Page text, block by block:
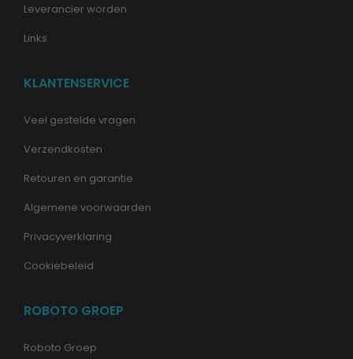
Leverancier worden
Links
KLANTENSERVICE
Veel gestelde vragen
Verzendkosten
Retouren en garantie
Algemene voorwaarden
Privacyverklaring
Cookiebeleid
ROBOTO GROEP
Roboto Groep